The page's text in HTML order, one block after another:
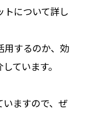
トについて詳し
用するのか、効
ています。
ますので、ぜ